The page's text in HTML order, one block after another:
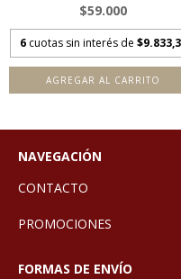
$59.000
6 cuotas sin interés de
AGREGAR AL CARRITO
NAVEGACIÓN
CONTACTO
PROMOCIONES
FORMAS DE ENVÍO